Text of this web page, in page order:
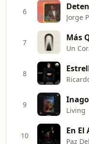
6
Jorge
7 Más
Un
8
9
Living
10 En El
Paz